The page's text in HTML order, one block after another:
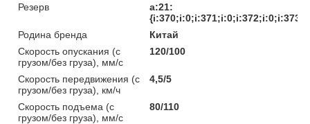
Резерв
a:21:
Родина бренда
Китай
Скорость опускания (с
грузом/без груза), мм/с
120/100
Скорость передвижения (с
грузом/без груза), км/ч
4,5/5
Скорость подъема (с
грузом/без груза), мм/с
80/110